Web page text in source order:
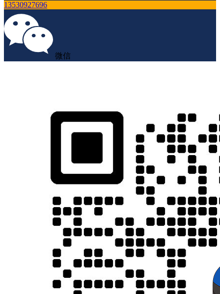
13530927696
微信